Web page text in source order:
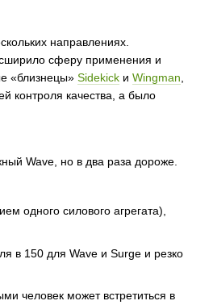
направлениях.
сферу применения и
«близнецы» Sidekick и Wingman
контроля качества, а было
Wave, но в два раза дороже.
одного силового агрегата),
в 150 для Wave и Surge и резко
человек может встретиться в